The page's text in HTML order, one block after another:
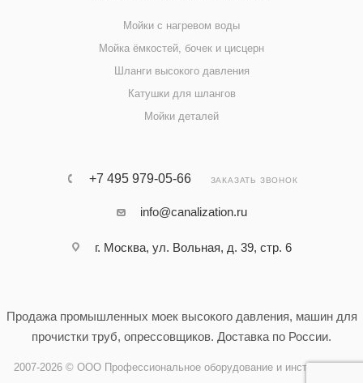
Мойки с нагревом воды
Мойка ёмкостей, бочек и цисцерн
Шланги высокого давления
Катушки для шлангов
Мойки деталей
+7 495 979-05-66 ЗАКАЗАТЬ ЗВОНОК
info@canalization.ru
г. Москва, ул. Вольная, д. 39, стр. 6
Продажа промышленных моек высокого давления, машин для
прочистки труб, опрессовщиков. Доставка по России.
2007-2026 © ООО Профессиональное оборудование и инструменты